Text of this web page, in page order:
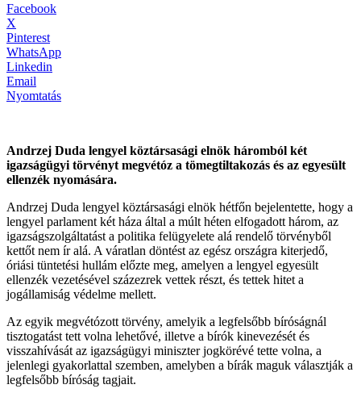
Facebook
X
Pinterest
WhatsApp
Linkedin
Email
Nyomtatás
Andrzej Duda lengyel köztársasági elnök háromból két
igazságügyi törvényt megvétóz a tömegtiltakozás és az egyesült
ellenzék nyomására.
Andrzej Duda lengyel köztársasági elnök hétfőn bejelentette, hogy a
lengyel parlament két háza által a múlt héten elfogadott három, az
igazságszolgáltatást a politika felügyelete alá rendelő törvényből
kettőt nem ír alá. A váratlan döntést az egész országra kiterjedő,
óriási tüntetési hullám előzte meg, amelyen a lengyel egyesült
ellenzék vezetésével százezrek vettek részt, és tettek hitet a
jogállamiság védelme mellett.
Az egyik megvétózott törvény, amelyik a legfelsőbb bíróságnál
tisztogatást tett volna lehetővé, illetve a bírók kinevezését és
visszahívását az igazságügyi miniszter jogkörévé tette volna, a
jelenlegi gyakorlattal szemben, amelyben a bírák maguk választják a
legfelsőbb bíróság tagjait.